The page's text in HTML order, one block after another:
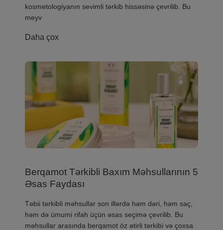
kosmetologiyanın sevimli tərkib hissəsinə çevrilib. Bu
meyv
Daha çox
Berqamot Tərkibli Baxım Məhsullarının 5
Əsas Faydası
​Təbii tərkibli məhsullar son illərdə həm dəri, həm saç,
həm də ümumi rifah üçün əsas seçimə çevrilib. Bu
məhsullar arasında berqamot öz ətirli tərkibi və çoxsa